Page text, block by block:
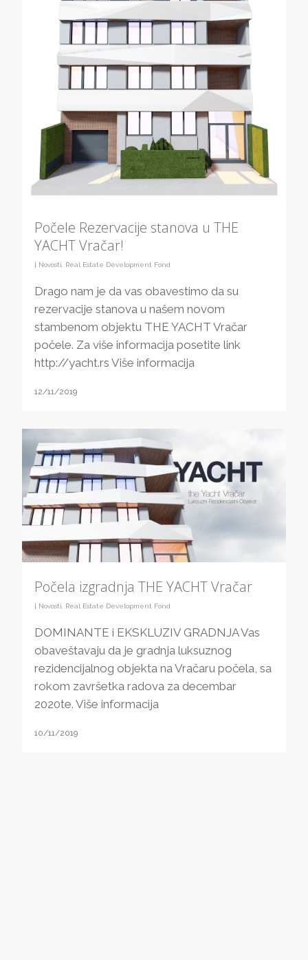
Počele Rezervacije stanova u THE
YACHT Vračar!
| Novosti Real Estate Development Fond
Drago nam je da vas obavestimo da su
rezervacije stanova u našem novom
stambenom objektu THE YACHT Vračar
počele. Za više informacija posetite link
http://yacht.rs Više informacija
12/11/2019
Počela izgradnja THE YACHT Vračar
| Novosti Real Estate Development Fond
DOMINANTE i EKSKLUZIV GRADNJA Vas
obaveštavaju da je gradnja luksuznog
rezidencijalnog objekta na Vračaru počela, sa
rokom završetka radova za decembar
2020te. Više informacija
10/11/2019